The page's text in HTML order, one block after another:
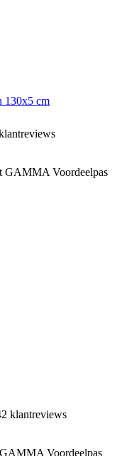
130x5 cm
GAMMA Voordeelpas
klantreviews
Voordeelpas